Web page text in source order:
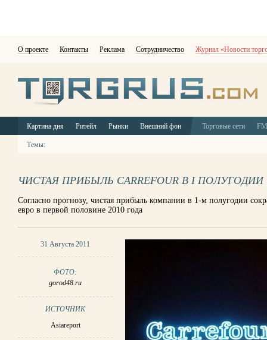
О проекте Контакты Реклама Сотрудничество Журнал «Новости
Картина дня Ритейл Рынки Внешний фон Торговые сети
Темы:
ЧИСТАЯ ПРИБЫЛЬ CARREFOUR В I ПОЛУГОДИИ
Согласно прогнозу, чистая прибыль компании в 1-м полугодии
евро в первой половине 2010 года
31 Августа 2011
ФОТО:
gorod48.ru
ИСТОЧНИК
Asiareport